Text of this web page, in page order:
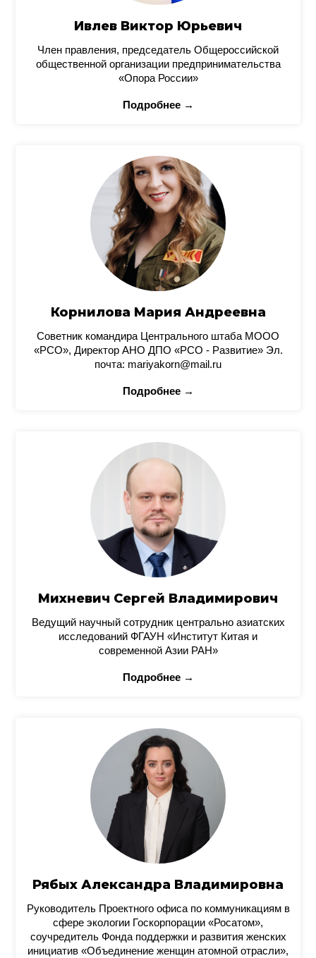
Ивлев Виктор Юрьевич
Член правления, председатель Общероссийской
общественной организации предпринимательства
«Опора России»
Подробнее →
Корнилова Мария Андреевна
Советник командира Центрального штаба МООО
«РСО», Директор АНО ДПО «РСО - Развитие» Эл.
почта: mariyakorn@mail.ru
Подробнее →
Михневич Сергей Владимирович
Ведущий научный сотрудник центрально азиатских
исследований ФГАУН «Институт Китая и
современной Азии РАН»
Подробнее →
Рябых Александра Владимировна
Руководитель Проектного офиса по коммуникациям в
сфере экологии Госкорпорации «Росатом»,
соучредитель Фонда поддержки и развития женских
инициатив «Объединение женщин атомной отрасли»,